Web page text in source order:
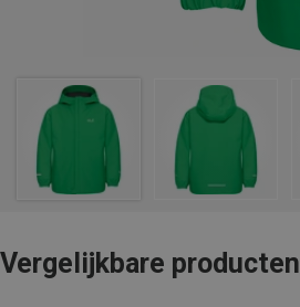
Vergelijkbare producten